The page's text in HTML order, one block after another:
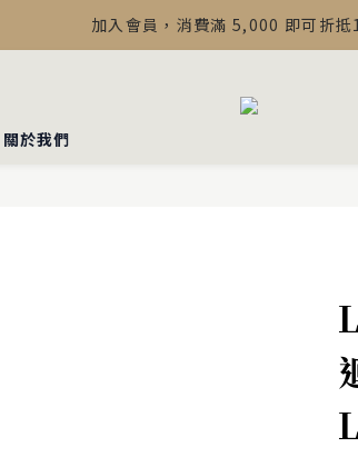
【最新公告】Devialet Mania 盒內配
加入會員，消費滿 5,000 即可折
於我們